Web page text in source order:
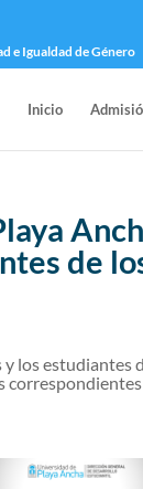
e Igualdad de Género
Inicio
de
los